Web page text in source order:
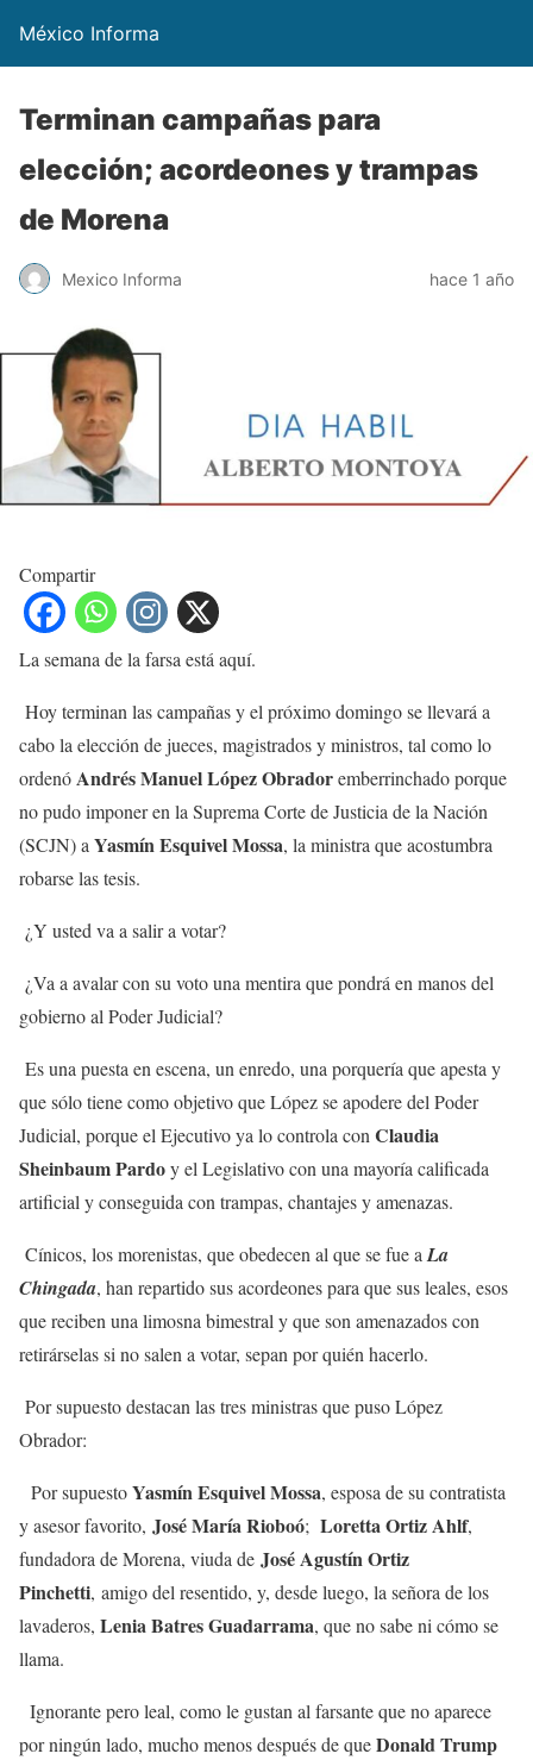
México Informa
Terminan campañas para
elección; acordeones y trampas
de Morena
Mexico Informa hace 1 año
Compartir
La semana de la farsa está aquí.
Hoy terminan las campañas y el próximo domingo se llevará a
cabo la elección de jueces, magistrados y ministros, tal como lo
ordenóAndrés Manuel López Obradoremberrinchado porque
no pudo imponer en la Suprema Corte de Justicia de la Nación
(SCJN) a Yasmín Esquivel Mossa, la ministra que acostumbra
robarse las tesis.
¿Y usted va a salir a votar?
¿Va a avalar con su voto una mentira que pondrá en manos del
gobierno al Poder Judicial?
Es una puesta en escena, un enredo, una porquería que apesta y
que sólo tiene como objetivo que López se apodere del Poder
Judicial, porque el Ejecutivo ya lo controla con Claudia
Sheinbaum Pardoy el Legislativo con una mayoría calificada
artificial y conseguida con trampas, chantajes y amenazas.
Cínicos, los morenistas, que obedecen al que se fue a La
Chingada, han repartido sus acordeones para que sus leales, esos
que reciben una limosna bimestral y que son amenazados con
retirárselas si no salen a votar, sepan por quién hacerlo.
Por supuesto destacan las tres ministras que puso López
Obrador:
Por supuestoYasmín Esquivel Mossa, esposa de su contratista
y asesor favorito, José María Rioboó; Loretta Ortiz Ahlf,
fundadora de Morena, viuda de José Agustín Ortiz
Pinchetti, amigo del resentido, y, desde luego, la señora de los
lavaderos, Lenia Batres Guadarrama, que no sabe ni cómo se
llama.
Ignorante pero leal, como le gustan al farsante que no aparece
por ningún lado, mucho menos después de queDonald Trump